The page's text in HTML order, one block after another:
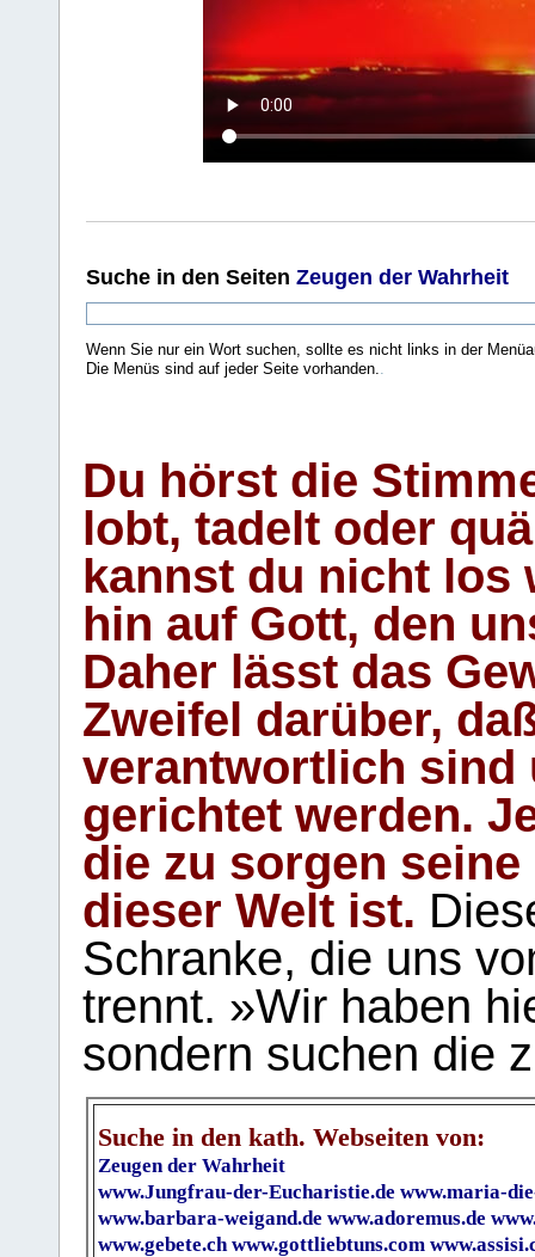
Suche in den Seiten Zeugen der Wahrheit
Wenn Sie nur ein Wort suchen, sollte es nicht links in der
Die Menüs sind auf jeder Seite vorhanden.
Du hörst die
lobt, tadelt oder
kannst du nicht los
hin auf Gott, den
Daher lässt das
Zweifel darüber,
verantwortlich sind
gerichtet werden.
die zu sorgen
dieser Welt ist.
Schranke, die uns
trennt. »Wir haben
sondern suchen die
Suche in den kath. Webseiten von:
Zeugen der Wahrheit
www.Jungfrau-der-Eucharistie.de www.maria-
www.barbara-weigand.de www.adoremus.de
www.gebete.ch www.gottliebtuns.com